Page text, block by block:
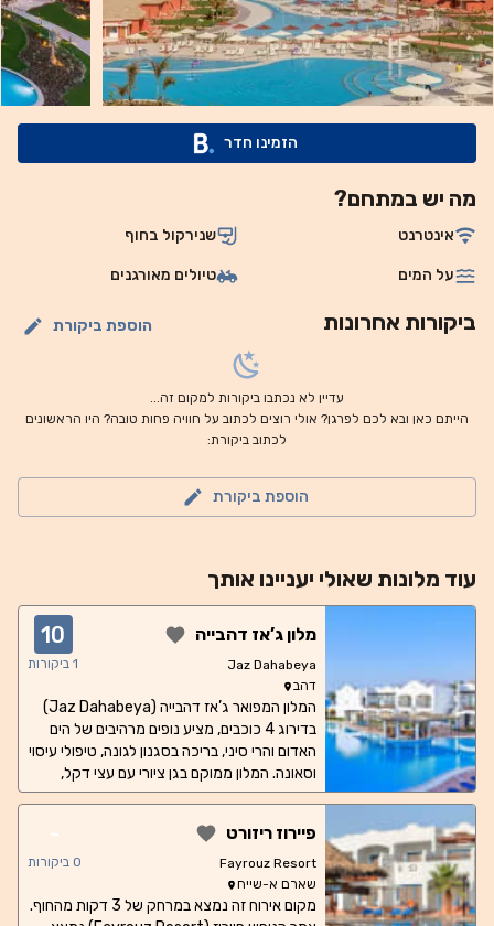
וריקודים באמפיתיאטרון, בביצוע צוות הבידור של מקום האירוח.
אפשר לארגן טיולים לאזורי הטבע שמסביב למקום האירוח, כמו סנט
קתרין (St. Catherine) וראס מוחמד (Ras Mohamed). תוכלו
ליהנות מעיסוי מרגיע בספא, שכולל גם חדר כושר מאובזר היטב.
מקום האירוח מציע גם מגרשי טניס, חדר ביליארד, מיני גולף ומגרש
ק"מ מנמל התעופה הבינלאומי של שארם א-שייח. חניה פרטית
בחינם זמינה במקום.
הזמינו חדר
מה יש במתחם?
אינטרנט שנירקול בחוף
על המים טיולים מאורגנים
ביקורות אחרונות הוספת ביקורת
עדיין לא נכתבו ביקורות למקום זה...
הייתם כאן ובא לכם לפרגן? אולי רוצים לכתוב על חוויה פחות טובה? היו הראשונים
לכתוב ביקורת:
הוספת ביקורת
עוד מלונות שאולי יעניינו אותך
מלון ג’אז דהבייה
Jaz Dahabeya
דהב
10
1 ביקורות
המלון המפואר ג’אז דהבייה (Jaz Dahabeya)
בדירוג 4 כוכבים, מציע נופים מרהיבים של הים
האדום והרי סיני, בריכה בסגנון לגונה, טיפולי עיסוי
וסאונה. המלון ממוקם בגן ציורי עם עצי דקל,
ומציע חדרים אלגנטיים עם טלוויזיה בלוויין
הבריכה ולגן. אורחים שרוצים לשמור על הכושר,
יוכלו ליהנות מחדר כושר מאובזר היטב. פעילויות
המים כוללות גלישת רוח, צלילה ושנורקלינג,
וזמינות תמורת תשלום נוסף. תוכלו להרגיש יפים
פיירוז ריזורט
Fayrouz Resort
שארם א-שייח
-
0 ביקורות
מקום אירוח זה נמצא במרחק של 3 דקות מהחוף.